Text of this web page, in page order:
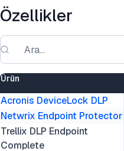
Özellikler
Ürün
Acronis DeviceLock DLP
Netwrix Endpoint Protector
Trellix DLP Endpoint
Complete